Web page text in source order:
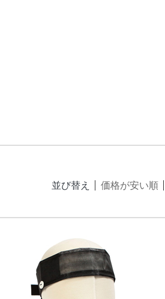
並び替え 価格が安い順